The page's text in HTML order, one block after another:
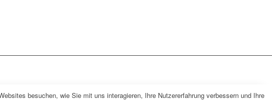
besuchen, wie Sie mit uns interagieren, Ihre Nutzererfahrung verbessern und Ihre